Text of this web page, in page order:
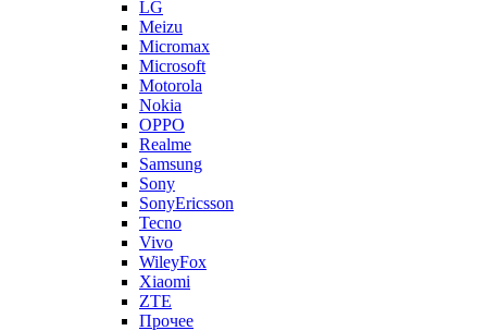
LG
Meizu
Micromax
Microsoft
Motorola
Nokia
OPPO
Realme
Samsung
Sony
SonyEricsson
Tecno
Vivo
WileyFox
Xiaomi
ZTE
Прочее